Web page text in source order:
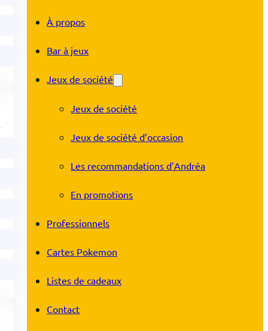
À propos
Bar à jeux
Jeux de société
Jeux de société
Jeux de société d’occasion
Les recommandations d’Andréa
En promotions
Professionnels
Cartes Pokemon
Listes de cadeaux
Contact